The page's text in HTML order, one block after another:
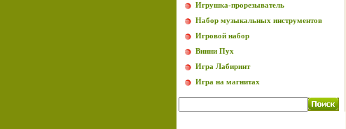
Игрушка-прорезыватель
Набор музыкальных инструментов
Игровой набор
Винни Пух
Игра Лабиринт
Игра на магнитах